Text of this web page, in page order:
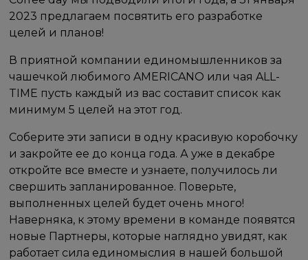
2023 предлагаем посвятить его разработке
целей и планов!
В приятной компании единомышленников за
чашечкой любимого AMERICANO или чая ALL-
TIME пусть каждый из вас составит список как
минимум 5 целей на этот год.
Соберите эти записи в одну красивую коробочку
и закройте ее до конца года. А уже в декабре
откройте все вместе и узнаете, получилось ли
свершить запланированное. Поверьте,
выполненных целей будет очень много!
Наверняка, к этому времени в команде появятся
новые Партнеры, которые наглядно увидят, как
работает сила единомыслия в нашей большой